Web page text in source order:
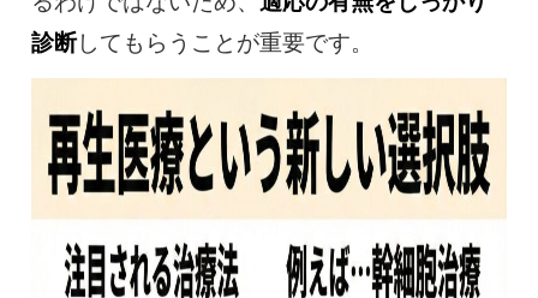
診断してもらうことが重要です。